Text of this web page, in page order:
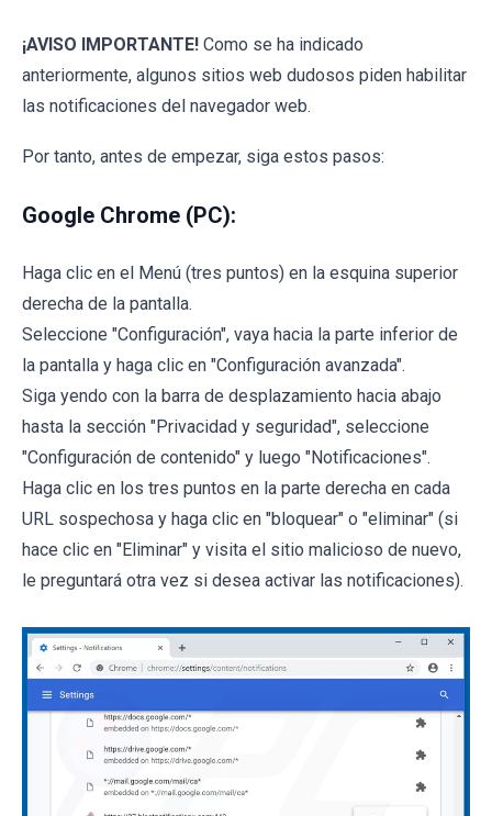
¡AVISO IMPORTANTE! Como se ha indicado
anteriormente, algunos sitios web dudosos piden habilitar
las notificaciones del navegador web.
Por tanto, antes de empezar, siga estos pasos:
Google Chrome (PC):
Haga clic en el Menú (tres puntos) en la esquina superior
derecha de la pantalla.
Seleccione "Configuración", vaya hacia la parte inferior de
la pantalla y haga clic en "Configuración avanzada".
Siga yendo con la barra de desplazamiento hacia abajo
hasta la sección "Privacidad y seguridad", seleccione
"Configuración de contenido" y luego "Notificaciones".
Haga clic en los tres puntos en la parte derecha en cada
URL sospechosa y haga clic en "bloquear" o "eliminar" (si
hace clic en "Eliminar" y visita el sitio malicioso de nuevo,
le preguntará otra vez si desea activar las notificaciones).